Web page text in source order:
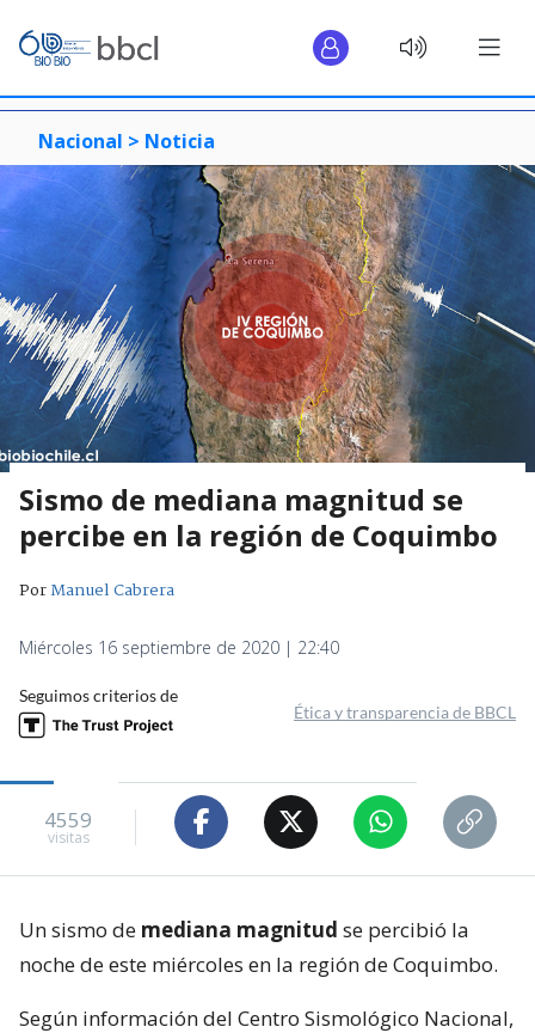
Nacional > Noticia
Sismo de mediana magnitud se
percibe en la región de Coquimbo
PorManuel Cabrera
Miércoles 16 septiembre de 2020 | 22:40
Seguimos criterios de
Ética y transparencia de BBCL
4559
visitas
Un sismo de mediana magnitud se percibió la
noche de este miércoles en la región de Coquimbo.
Según información del Centro Sismológico Nacional,